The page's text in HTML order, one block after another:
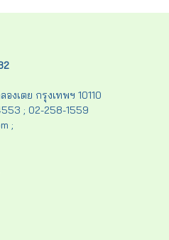
งเตย กรุงเทพฯ 10110
; 02-258-1559
;